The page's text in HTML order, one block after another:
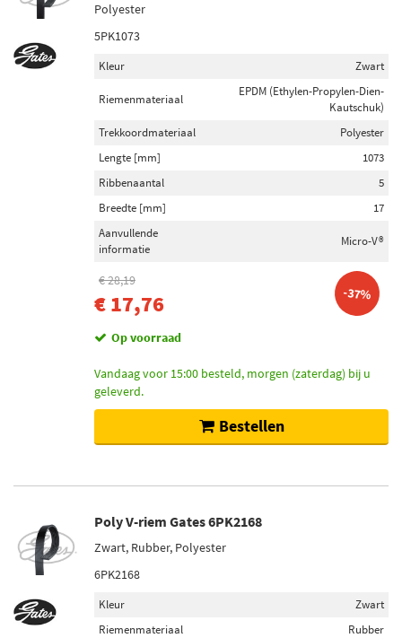
Polyester
5PK1073
Kleur Zwart
Riemenmateriaal
EPDM (Ethylen-Propylen-Dien-
Kautschuk)
Trekkoordmateriaal
Polyester
Lengte [mm]
1073
Ribbenaantal
5
Breedte [mm]
17
Aanvullende
informatie
Micro-V®
€ 28,19
€ 17,76 -37%
Op voorraad
Vandaag voor 15:00 besteld, morgen (zaterdag) bij u
geleverd.
Bestellen
Poly V-riem Gates 6PK2168
Zwart, Rubber, Polyester
6PK2168
Kleur
Zwart
Riemenmateriaal
Rubber